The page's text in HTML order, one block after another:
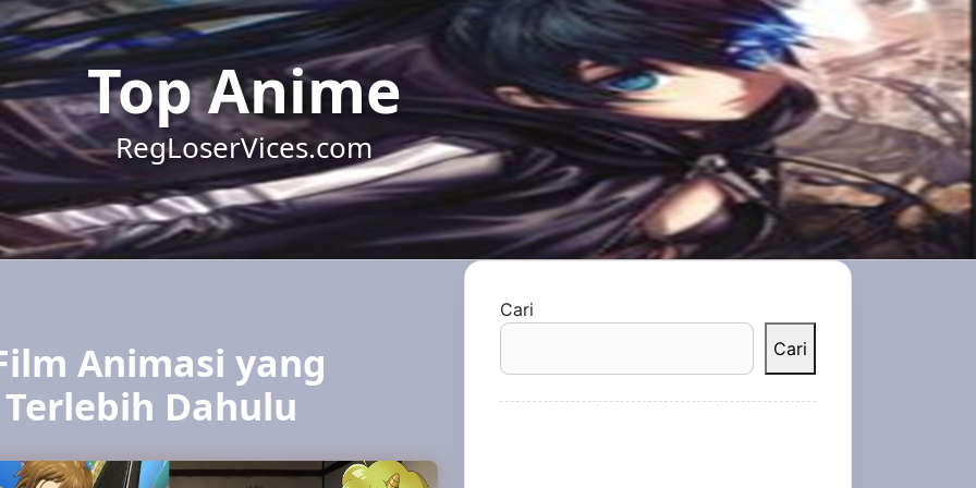
Top Anime
RegLoserVices.com
Animasi yang
Dahulu
Cari
Cari